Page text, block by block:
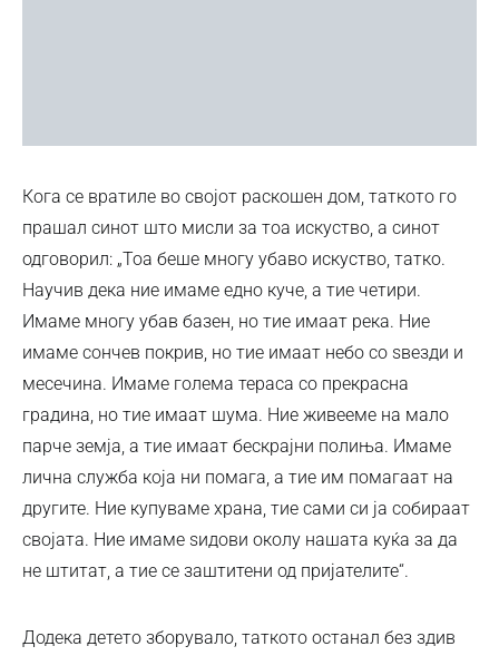
Кога се вратиле во својот раскошен дом, таткото го
прашал синот што мисли за тоа искуство, а синот
одговорил: „Тоа беше многу убаво искуство, татко.
Научив дека ние имаме едно куче, а тие четири.
Имаме многу убав базен, но тие имаат река. Ние
имаме сончев покрив, но тие имаат небо со ѕвезди и
месечина. Имаме голема тераса со прекрасна
градина, но тие имаат шума. Ние живееме на мало
парче земја, а тие имаат бескрајни полиња. Имаме
лична служба која ни помага, а тие им помагаат на
другите. Ние купуваме храна, тие сами си ја собираат
својата. Ние имаме ѕидови околу нашата куќа за да
не штитат, а тие се заштитени од пријателите“.
Додека детето зборувало, таткото останал без здив